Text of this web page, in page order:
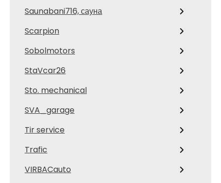
Saunabani716, сауна
Scarpion
Sobolmotors
StaVcar26
Sto. mechanical
SVA_garage
Tir service
Trafic
VIRBACauto